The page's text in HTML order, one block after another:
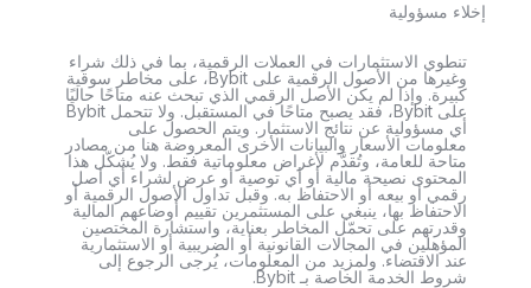
إخلاء مسؤولية
تنطوي الاستثمارات في العملات الرقمية، بما في ذلك شراء
وغيرها من الأصول الرقمية على Bybit، على مخاطر سوقية
كبيرة. وإذا لم يكن الأصل الرقمي الذي تبحث عنه متاحًا حاليًا
على Bybit، فقد يصبح متاحًا في المستقبل. ولا تتحمل Bybit
أي مسؤولية عن نتائج الاستثمار. ويتم الحصول على
معلومات الأسعار والبيانات الأخرى المعروضة هنا من مصادر
متاحة للعامة، وتُقدَّم لأغراض معلوماتية فقط. ولا يُشكّل هذا
المحتوى نصيحة مالية أو أي توصية أو عرض لشراء أي أصل
رقمي أو بيعه أو الاحتفاظ به. وقبل تداول الأصول الرقمية أو
الاحتفاظ بها، ينبغي على المستثمرين تقييم أوضاعهم المالية
وقدرتهم على تحمّل المخاطر بعناية، واستشارة المختصين
المؤهلين في المجالات القانونية أو الضريبية أو الاستثمارية
عند الاقتضاء. ولمزيد من المعلومات، يُرجى الرجوع إلى
شروط الخدمة الخاصة بـ Bybit.